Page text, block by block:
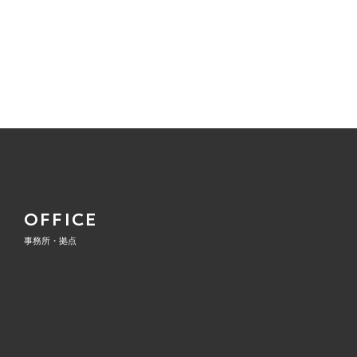
OFFICE
事務所・拠点